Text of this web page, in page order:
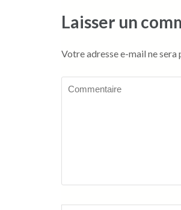
Laisser un
Votre adresse e-mail ne sera
Commentaire